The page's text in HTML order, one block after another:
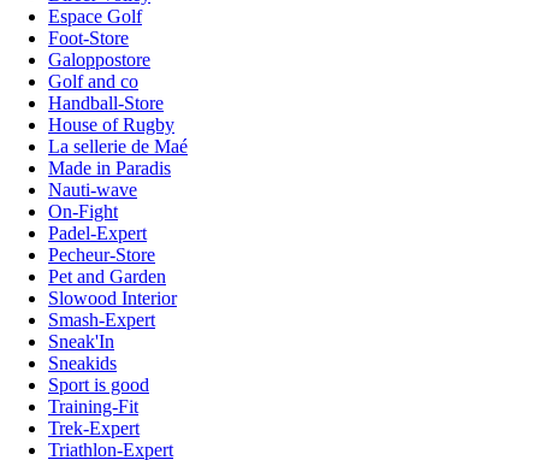
Espace Golf
Foot-Store
Galoppostore
Golf and co
Handball-Store
House of Rugby
La sellerie de Maé
Made in Paradis
Nauti-wave
On-Fight
Padel-Expert
Pecheur-Store
Pet and Garden
Slowood Interior
Smash-Expert
Sneak'In
Sneakids
Sport is good
Training-Fit
Trek-Expert
Triathlon-Expert